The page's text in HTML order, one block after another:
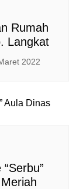
Rumah
Langkat
2022